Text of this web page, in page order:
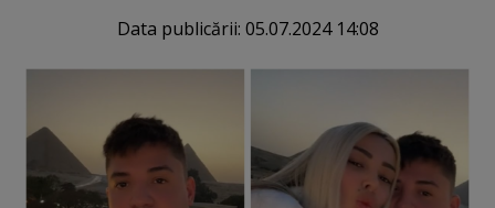
Data publicării: 05.07.2024 14:08